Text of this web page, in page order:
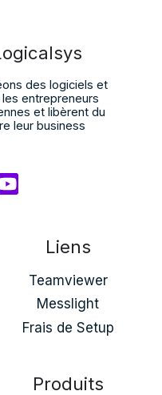
des logiciels et
entrepreneurs
et libèrent du
leur business
Liens
Teamviewer
Messlight
Frais de Setup
Produits